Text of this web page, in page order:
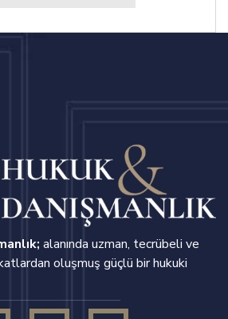
alanında uzman, tecrübeli ve
oluşmuş güçlü bir hukuki